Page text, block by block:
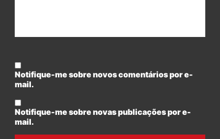
Notifique-me sobre novos comentários por e-
mail.
Notifique-me sobre novas publicações por e-
mail.